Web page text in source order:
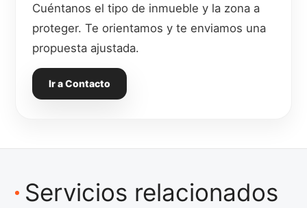
Cuéntanos el tipo de inmueble y la zona a
proteger. Te orientamos y te enviamos una
propuesta ajustada.
Ir a Contacto
Servicios relacionados